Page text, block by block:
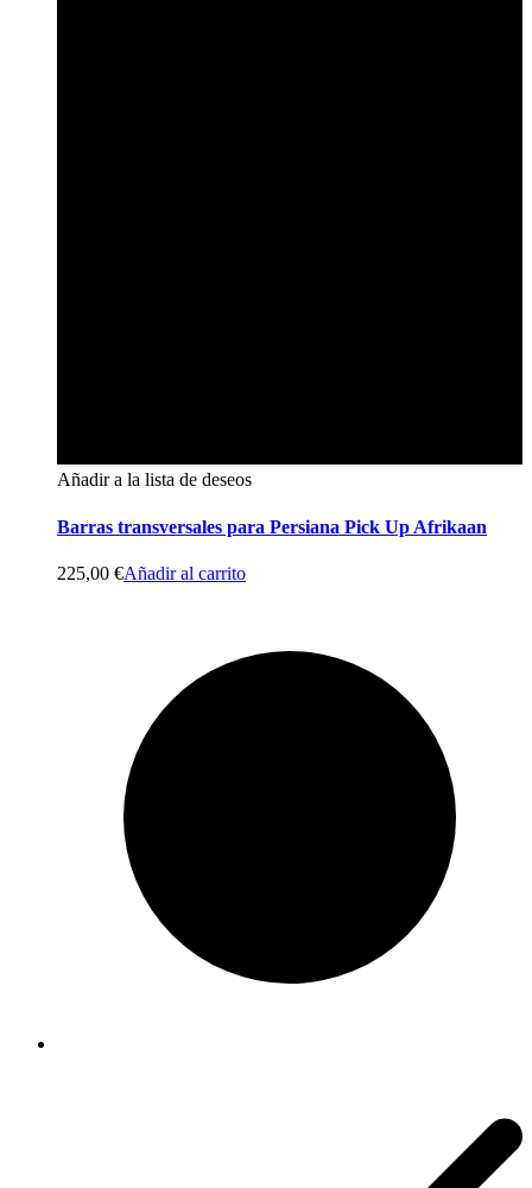
Añadir a la lista de deseos
Barras transversales para Persiana Pick Up Afrikaan
225,00 €Añadir al carrito